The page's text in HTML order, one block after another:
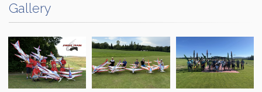
Gallery